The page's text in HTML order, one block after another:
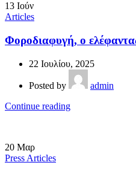
13 Ιούν
Articles
Φοροδιαφυγή, ο
22 Ιουλίου, 2025
Posted by
admin
Continue reading
20 Μαρ
Press Articles